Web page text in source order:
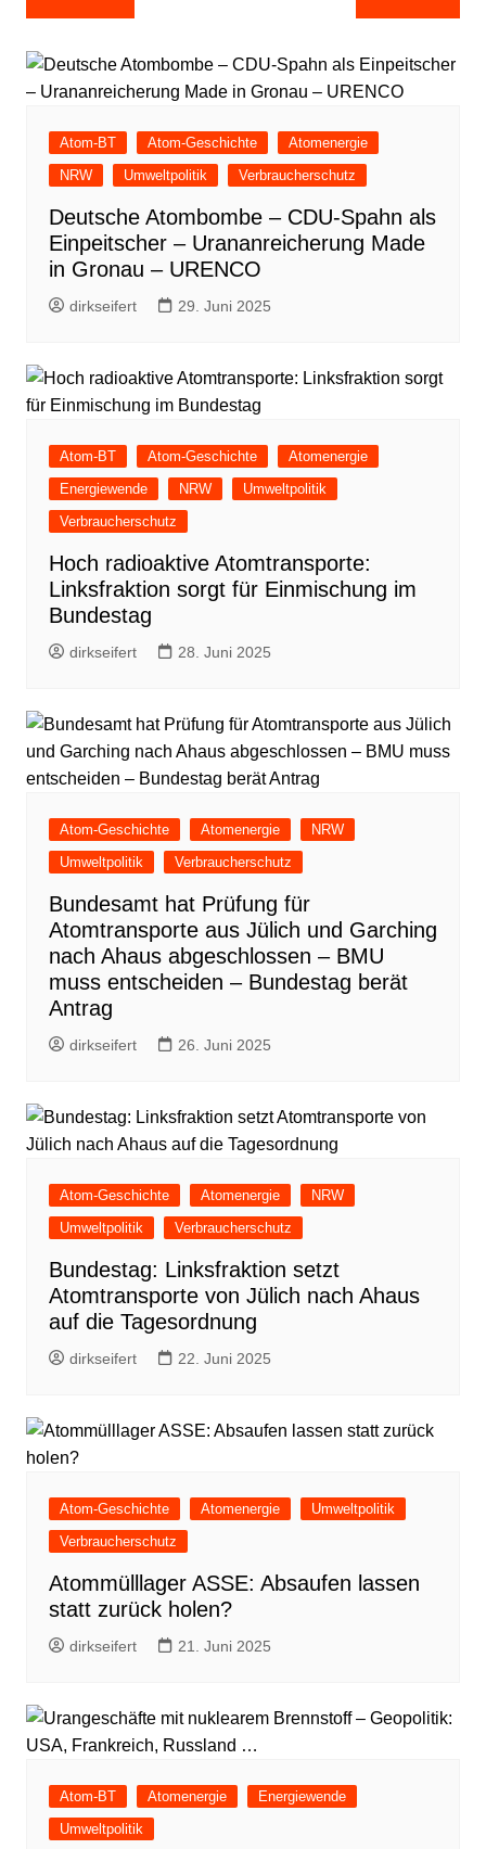
Atom-BT Atom-Geschichte
Atomenergie
NRW
Umweltpolitik Verbraucherschutz
Deutsche Atombombe – CDU-Spahn als
Einpeitscher – Urananreicherung Made
in Gronau – URENCO
dirkseifert 29. Juni 2025
Atom-BT Atom-Geschichte
Atomenergie
Energiewende
NRW
Umweltpolitik
Verbraucherschutz
Hoch radioaktive Atomtransporte:
Linksfraktion sorgt für Einmischung im
Bundestag
dirkseifert 28. Juni 2025
Atom-Geschichte Atomenergie
NRW
Umweltpolitik
Verbraucherschutz
Bundesamt hat Prüfung für
Atomtransporte aus Jülich und Garching
nach Ahaus abgeschlossen – BMU
muss entscheiden – Bundestag berät
Antrag
dirkseifert 26. Juni 2025
Atom-Geschichte Atomenergie
NRW
Umweltpolitik
Verbraucherschutz
Bundestag: Linksfraktion setzt
Atomtransporte von Jülich nach Ahaus
auf die Tagesordnung
dirkseifert 22. Juni 2025
Atom-Geschichte Atomenergie
Umweltpolitik
Verbraucherschutz
Atommülllager ASSE: Absaufen lassen
statt zurück holen?
dirkseifert 21. Juni 2025
Atom-BT Atomenergie
Energiewende
Umweltpolitik